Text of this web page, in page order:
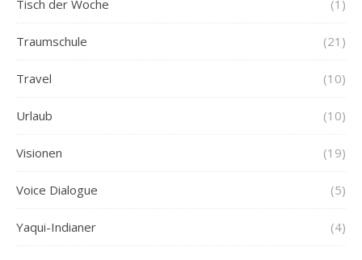
Tisch der Woche (1)
Traumschule (21)
Travel (10)
Urlaub (10)
Visionen (19)
Voice Dialogue (5)
Yaqui-Indianer (4)